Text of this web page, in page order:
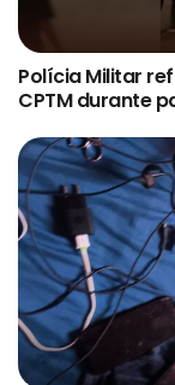
Polícia Militar
CPTM durante